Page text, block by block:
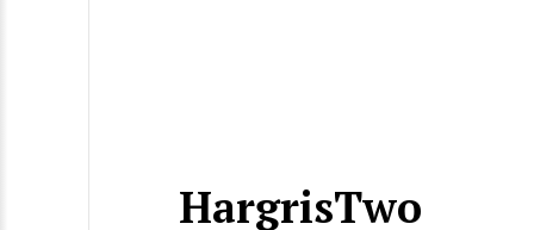
HargrisTwo